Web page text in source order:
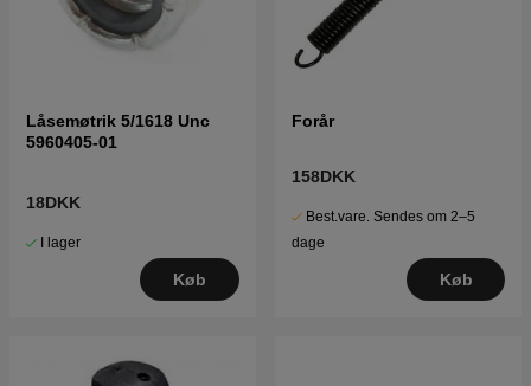
Låsemøtrik 5/1618 Unc
5960405-01
18DKK
I lager
Køb
Forår
158DKK
Best.vare. Sendes om 2–5
dage
Køb